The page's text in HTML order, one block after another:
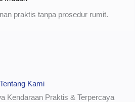
praktis tanpa prosedur rumit.
Tentang Kami
Kendaraan Praktis & Terpercaya